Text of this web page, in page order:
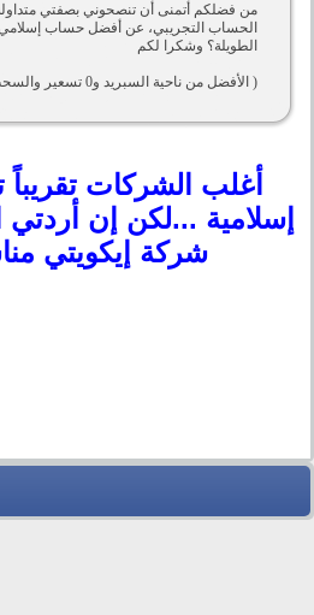
من فضلكم أتمنى أن تنصحوني بصفتي
الحساب التجريبي، عن أفضل حساب
الطويلة؟ وشكرا لكم
( الأفضل من ناحية السبريد و0 تسعير والسحب الفوري و,,,و,,,)
أغلب الشركات
إسلامية ...لكن إن
شركة إيكويتي